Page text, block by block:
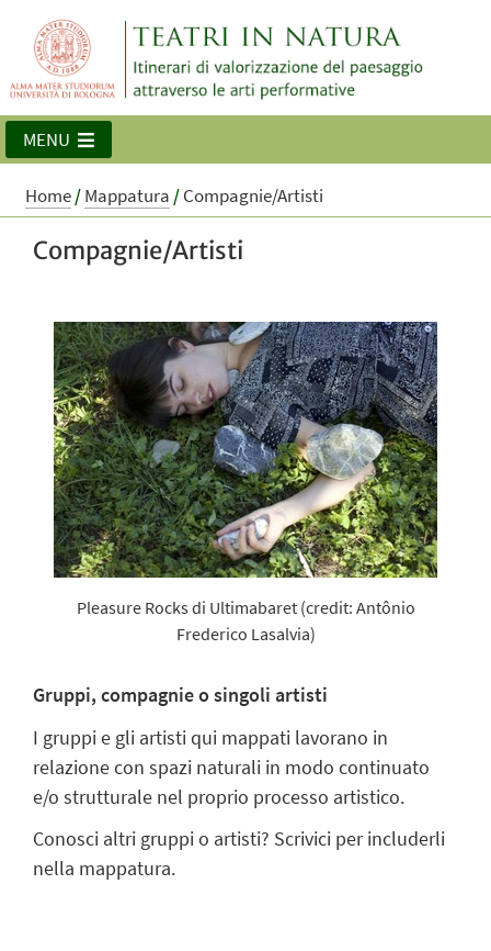
MENU
Home/Mappatura /Compagnie/Artisti
Compagnie/Artisti
Pleasure Rocks di Ultimabaret (credit: Antônio
Frederico Lasalvia)
Gruppi, compagnie o singoli artisti
I gruppi e gli artisti qui mappati lavorano in
relazione con spazi naturali in modo continuato
e/o strutturale nel proprio processo artistico.
Conosci altri gruppi o artisti? Scrivici per includerli
nella mappatura.